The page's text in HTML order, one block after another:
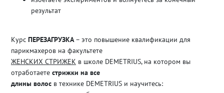
результат
Курс ПЕРЕЗАГРУЗКА – это повышение квалификации для
парикмахеров на факультете
ЖЕНСКИХ СТРИЖЕК в школе DEMETRIUS, на котором вы
отработаете стрижки на все
длины волос в технике DEMETRIUS и научитесь: